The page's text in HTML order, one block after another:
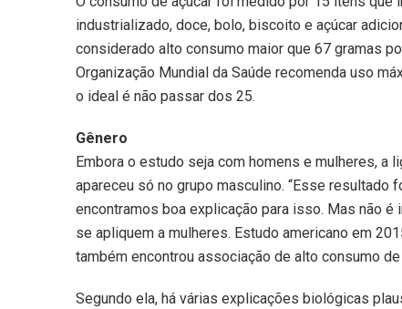
industrializado, doce, bolo, biscoito e açúcar
considerado alto consumo maior que 67 gramas
Organização Mundial da Saúde recomenda uso
o ideal é não passar dos 25.
Gênero
Embora o estudo seja com homens e mulheres, a
apareceu só no grupo masculino. “Esse resultado
encontramos boa explicação para isso. Mas não
se apliquem a mulheres. Estudo americano em
também encontrou associação de alto consumo
Segundo ela, há várias explicações biológicas